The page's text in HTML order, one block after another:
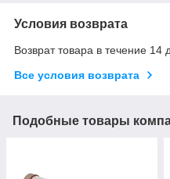
Условия возврата
Возврат товара в течение 14
Все условия возврата
Подобные товары